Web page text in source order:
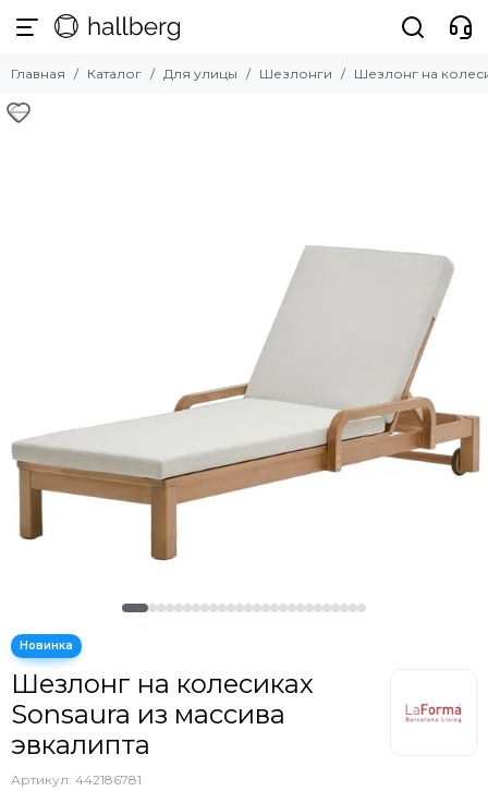
Для улицы
Комплекты уличной мебели
Главная Каталог Для улицы Шезлонги Шезлонг на
Шезлонг на колесиках
Sonsaura из массива
эвкалипта
Артикул: 442186781